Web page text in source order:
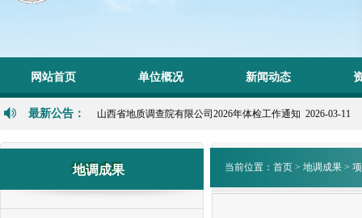
2
网站首页 单位概况 新闻动态
最新公告： 山西省地质调查院有限公司2026年体检工作通知 2026-03-11
地调成果 当前位置： 首页 > 地调成果 >